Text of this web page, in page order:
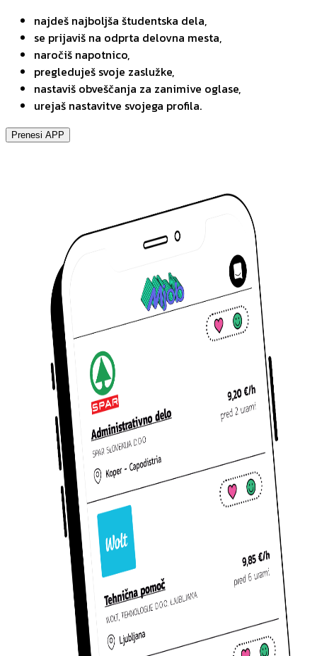
najdeš najboljša študentska dela,
se prijaviš na odprta delovna mesta,
naročiš napotnico,
pregleduješ svoje zaslužke,
nastaviš obveščanja za zanimive oglase,
urejaš nastavitve svojega profila.
Prenesi APP